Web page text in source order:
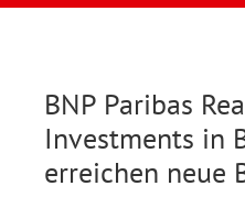
BNP Paribas
Investments in
erreichen neue